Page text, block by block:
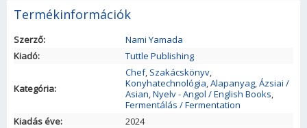
Termékinformációk
Szerző:
Nami Yamada
Kiadó:
Tuttle Publishing
Kategória:
Chef, Szakácskönyv,
Konyhatechnológia,Alapanyag,Ázsiai /
Asian,Nyelv - Angol / English Books,
Fermentálás / Fermentation
Kiadás éve:
2024